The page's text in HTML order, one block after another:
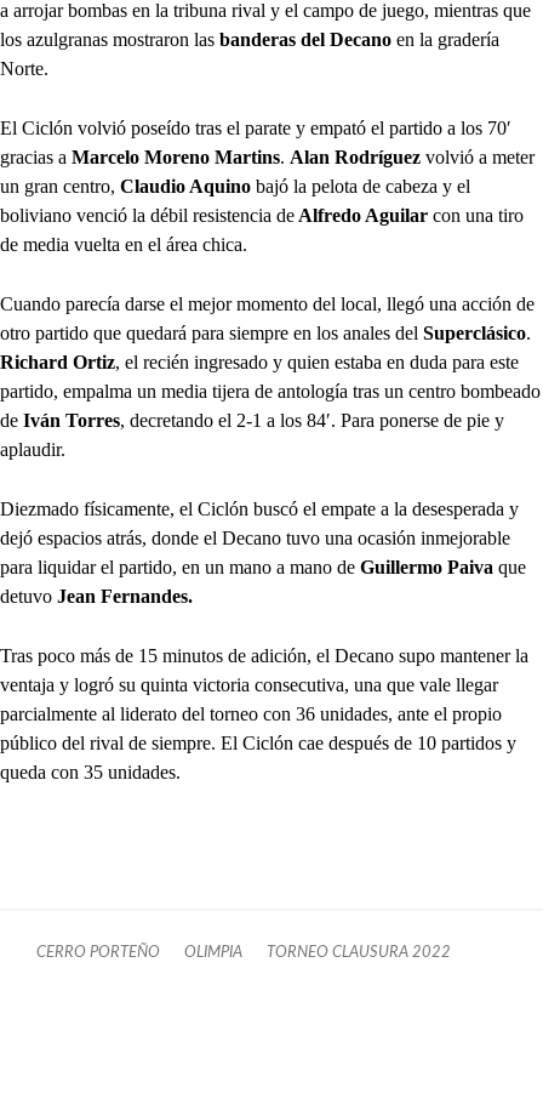
a arrojar bombas en la tribuna rival y el campo de juego, mientras que
los azulgranas mostraron las banderas del Decano en la gradería
Norte.
El Ciclón volvió poseído tras el parate y empató el partido a los 70′
gracias a Marcelo Moreno Martins. Alan Rodríguez volvió a meter
un gran centro, Claudio Aquino bajó la pelota de cabeza y el
boliviano venció la débil resistencia de Alfredo Aguilar con una tiro
de media vuelta en el área chica.
Cuando parecía darse el mejor momento del local, llegó una acción de
otro partido que quedará para siempre en los anales del Superclásico.
Richard Ortiz, el recién ingresado y quien estaba en duda para este
partido, empalma un media tijera de antología tras un centro bombeado
de Iván Torres, decretando el 2-1 a los 84′. Para ponerse de pie y
aplaudir.
Diezmado físicamente, el Ciclón buscó el empate a la desesperada y
dejó espacios atrás, donde el Decano tuvo una ocasión inmejorable
para liquidar el partido, en un mano a mano de Guillermo Paiva que
detuvo Jean Fernandes.
Tras poco más de 15 minutos de adición, el Decano supo mantener la
ventaja y logró su quinta victoria consecutiva, una que vale llegar
parcialmente al liderato del torneo con 36 unidades, ante el propio
público del rival de siempre. El Ciclón cae después de 10 partidos y
queda con 35 unidades.
CERRO PORTEÑO OLIMPIA TORNEO CLAUSURA 2022